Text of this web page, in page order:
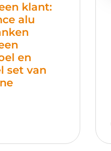
klant:
alu
en
set van